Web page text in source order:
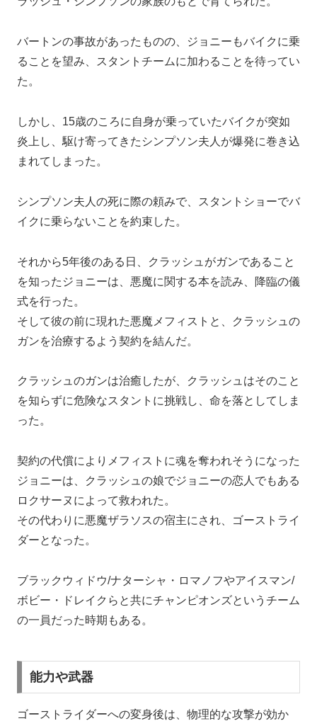
バートンの事故があったものの、ジョニーもバイクに乗
ることを望み、スタントチームに加わることを待ってい
た。
しかし、15歳のころに自身が乗っていたバイクが突如
炎上し、駆け寄ってきたシンプソン夫人が爆発に巻き込
まれてしまった。
シンプソン夫人の死に際の頼みで、スタントショーでバ
イクに乗らないことを約束した。
それから5年後のある日、クラッシュがガンであること
を知ったジョニーは、悪魔に関する本を読み、降臨の儀
式を行った。
そして彼の前に現れた悪魔メフィストと、クラッシュの
ガンを治療するよう契約を結んだ。
クラッシュのガンは治癒したが、クラッシュはそのこと
を知らずに危険なスタントに挑戦し、命を落としてしま
った。
契約の代償によりメフィストに魂を奪われそうになった
ジョニーは、クラッシュの娘でジョニーの恋人でもある
ロクサーヌによって救われた。
その代わりに悪魔ザラソスの宿主にされ、ゴーストライ
ダーとなった。
ブラックウィドウ/ナターシャ・ロマノフやアイスマン/
ボビー・ドレイクらと共にチャンピオンズというチーム
の一員だった時期もある。
能力や武器
ゴーストライダーへの変身後は、物理的な攻撃が効か